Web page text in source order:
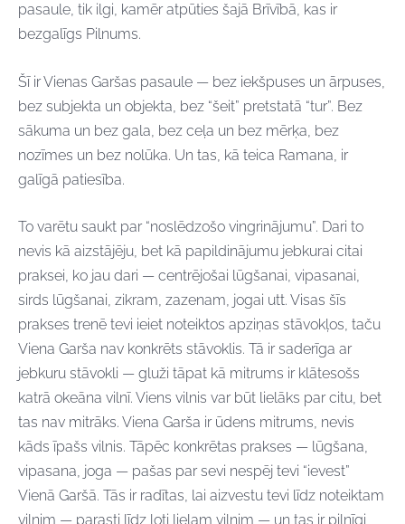
pasaule, tik ilgi, kamēr atpūties šajā Brīvībā, kas ir
bezgalīgs Pilnums.
Šī ir Vienas Garšas pasaule — bez iekšpuses un ārpuses,
bez subjekta un objekta, bez “šeit” pretstatā “tur”. Bez
sākuma un bez gala, bez ceļa un bez mērķa, bez
nozīmes un bez nolūka. Un tas, kā teica Ramana, ir
galīgā patiesība.
To varētu saukt par “noslēdzošo vingrinājumu”. Dari to
nevis kā aizstājēju, bet kā papildinājumu jebkurai citai
praksei, ko jau dari — centrējošai lūgšanai, vipasanai,
sirds lūgšanai, zikram, zazenam, jogai utt. Visas šīs
prakses trenē tevi ieiet noteiktos apziņas stāvokļos, taču
Viena Garša nav konkrēts stāvoklis. Tā ir saderīga ar
jebkuru stāvokli — gluži tāpat kā mitrums ir klātesošs
katrā okeāna vilnī. Viens vilnis var būt lielāks par citu, bet
tas nav mitrāks. Viena Garša ir ūdens mitrums, nevis
kāds īpašs vilnis. Tāpēc konkrētas prakses — lūgšana,
vipasana, joga — pašas par sevi nespēj tevi “ievest”
Vienā Garšā. Tās ir radītas, lai aizvestu tevi līdz noteiktam
vilnim — parasti līdz ļoti lielam vilnim — un tas ir pilnīgi